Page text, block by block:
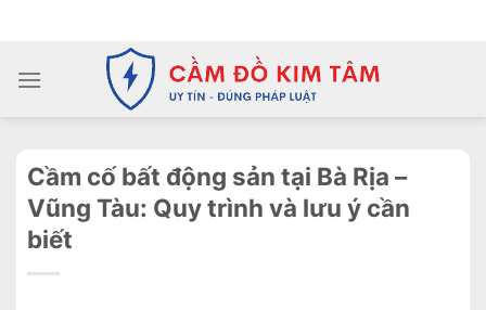
dung
Cầm cố bất động sản tại Bà Rịa –
Vũng Tàu: Quy trình và lưu ý cần
biết